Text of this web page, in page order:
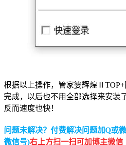
根据以上操作，管家婆辉煌
完成，以后也不用全部选择来安装
反而速度也快！
问题未解决？付费解决问题加Q或
微信号)右上方扫一扫可加博主微信